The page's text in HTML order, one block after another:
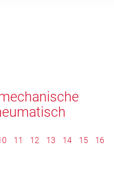
11 12 13 14 15
16